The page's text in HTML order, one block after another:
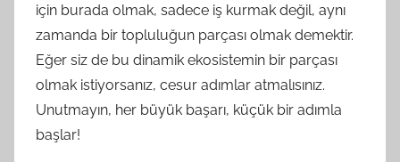
için burada olmak, sadece iş kurmak değil, aynı
zamanda bir topluluğun parçası olmak demektir.
Eğer siz de bu dinamik ekosistemin bir parçası
olmak istiyorsanız, cesur adımlar atmalısınız.
Unutmayın, her büyük başarı, küçük bir adımla
başlar!